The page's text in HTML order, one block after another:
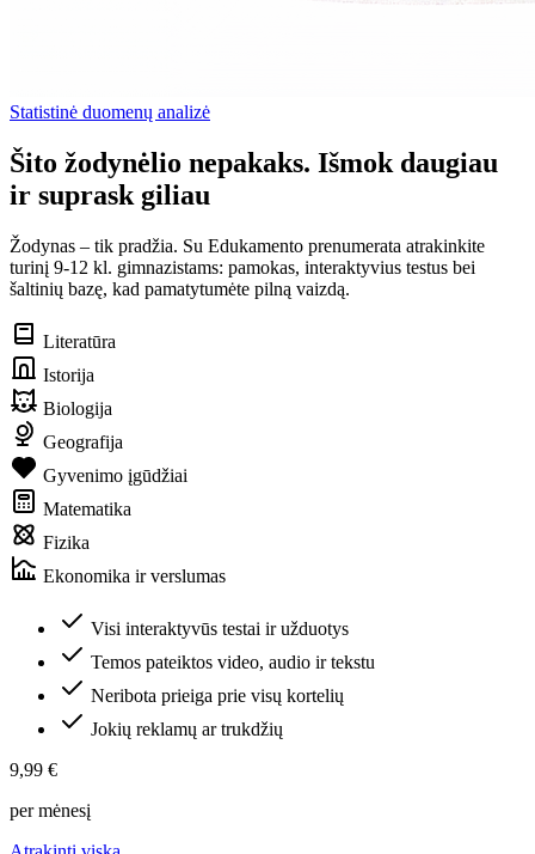
Statistinė duomenų analizė
Šito žodynėlio nepakaks. Išmok daugiau
ir suprask giliau
Žodynas – tik pradžia. Su Edukamento prenumerata atrakinkite
turinį 9-12 kl. gimnazistams: pamokas, interaktyvius testus bei
šaltinių bazę, kad pamatytumėte pilną vaizdą.
Literatūra
Istorija
Biologija
Geografija
Gyvenimo įgūdžiai
Matematika
Fizika
Ekonomika ir verslumas
Visi interaktyvūs testai ir užduotys
Temos pateiktos video, audio ir tekstu
Neribota prieiga prie visų kortelių
Jokių reklamų ar trukdžių
9,99 €
per mėnesį